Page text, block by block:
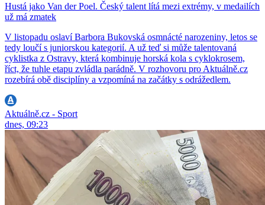
Hustá jako Van der Poel. Český talent lítá mezi extrémy, v medailích
už má zmatek
V listopadu oslaví Barbora Bukovská osmnácté narozeniny, letos se
tedy loučí s juniorskou kategorií. A už teď si může talentovaná
cyklistka z Ostravy, která kombinuje horská kola s cyklokrosem,
říct, že tuhle etapu zvládla parádně. V rozhovoru pro Aktuálně.cz
rozebírá obě disciplíny a vzpomíná na začátky s odrážedlem.
Aktuálně.cz - Sport
dnes, 09:23